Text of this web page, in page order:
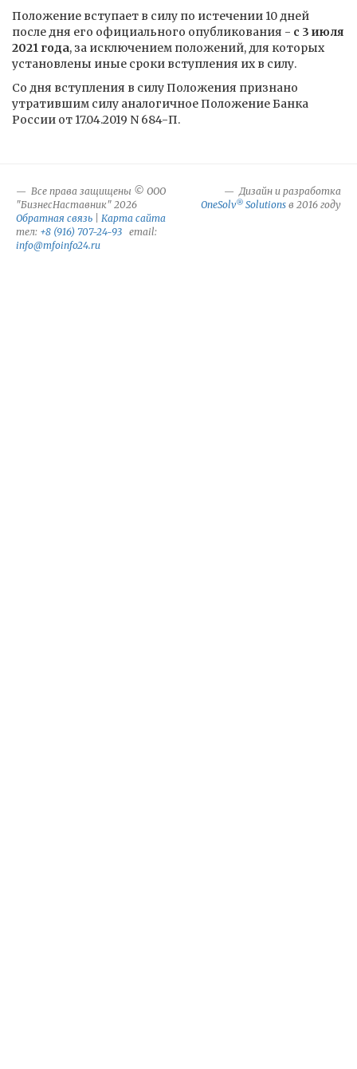
Положение вступает в силу по истечении 10 дней
после дня его официального опубликования - с 3 июля
2021 года, за исключением положений, для которых
установлены иные сроки вступления их в силу.
Со дня вступления в силу Положения признано
утратившим силу аналогичное Положение Банка
России от 17.04.2019 N 684-П.
Все права защищены © ООО
"БизнесНаставник" 2026
Обратная связь
Карта сайта
тел: +8 (916) 707-24-93 email:
info@mfoinfo24.ru
Дизайн и разработка
OneSolv® Solutions в 2016 году